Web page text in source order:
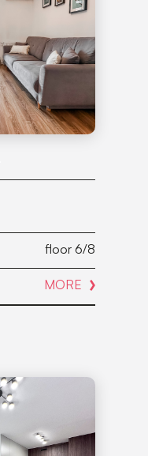
floor 6/8
MORE